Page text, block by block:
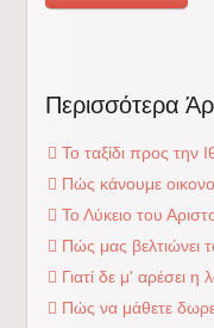
Περισσότερα
Το ταξίδι προς την
Πώς κάνουμε
Το Λύκειο του
Πώς μας βελτιώνει
Γιατί δε μ' αρέσει
Πώς να μάθετε